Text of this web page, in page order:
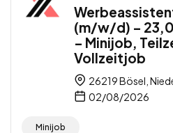
(m/w/d) –
– Minijob,
Vollzeitjob
26219 Bösel,
02/08/2026
Minijob